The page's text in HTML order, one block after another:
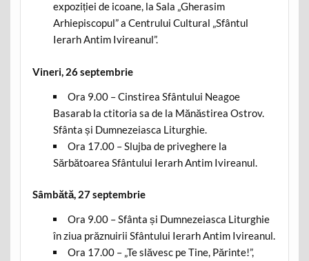
expoziției de icoane, la Sala „Gherasim
Arhiepiscopul” a Centrului Cultural „Sfântul
Ierarh Antim Ivireanul”.
Vineri, 26 septembrie
Ora 9.00 – Cinstirea Sfântului Neagoe
Basarab la ctitoria sa de la Mănăstirea Ostrov.
Sfânta și Dumnezeiasca Liturghie.
Ora 17.00 – Slujba de priveghere la
Sărbătoarea Sfântului Ierarh Antim Ivireanul.
Sâmbătă, 27 septembrie
Ora 9.00 – Sfânta și Dumnezeiasca Liturghie
în ziua prăznuirii Sfântului Ierarh Antim Ivireanul.
Ora 17.00 – „Te slăvesc pe Tine, Părinte!”,